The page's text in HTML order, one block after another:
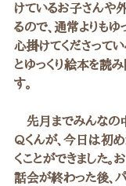
けているお子さんや
るので、通常よりもゆ
心掛けてくださってい
とゆっくり絵本を読
す。
先月までみんなの
Qくんが、今日は初
くことができました。
話会が終わった後、